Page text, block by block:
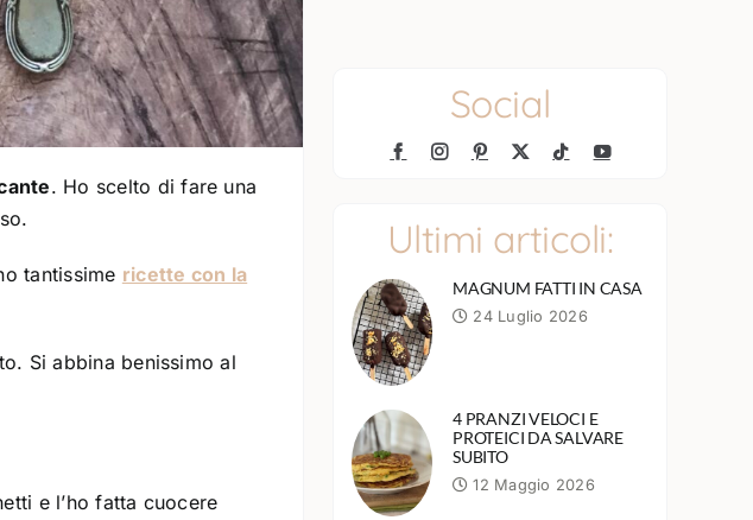
. Ho scelto di fare una
tantissime ricette con la
Si abbina benissimo al
e l’ho fatta cuocere
Social
Ultimi articoli:
MAGNUM FATTI IN CASA
24 Luglio 2026
4 PRANZI VELOCI E
PROTEICI DA SALVARE
SUBITO
12 Maggio 2026